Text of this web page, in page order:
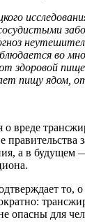
во
здоровой пище
пищу ядом,
о вреде
правительства
а в
то,
опасны для